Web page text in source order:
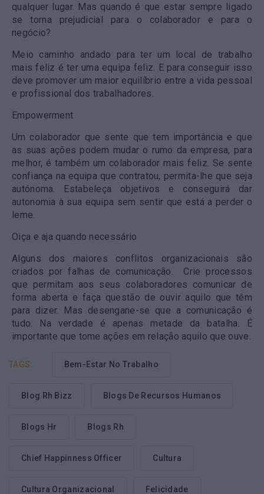
qualquer lugar. Mas quando é que estar sempre ligado
se torna prejudicial para o colaborador e para o
negócio?
Meio caminho andado para ter um local de trabalho
mais feliz é ter uma equipa feliz. E para conseguir isso
deve promover um maior equilíbrio entre a vida pessoal
e profissional dos trabalhadores.
Empowerment
Um colaborador que sente que tem importância e que
as suas ações podem mudar o rumo da empresa, para
melhor, é também um colaborador mais feliz. Se sente
confiança na equipa que contratou, permita-lhe que seja
autónoma. Estabeleça objetivos e conseguirá dar
autonomia à sua equipa sem sentir que está a perder o
leme.
Oiça e aja quando necessário
Alguns dos maiores conflitos organizacionais são
criados por falhas de comunicação. Crie processos
que permitam aos seus colaboradores comunicar de
forma aberta e faça questão de ouvir aquilo que têm
para dizer. Mas desengane-se que a comunicação é
tudo. Na verdade é apenas metade da batalha. É
importante que tome ações em relação aquilo que ouve.
TAGS: Bem-Estar No Trabalho
Blog Rh Bizz Blogs De Recursos Humanos
Blogs Hr Blogs Rh
Chief Happinness Officer Cultura
Cultura Organizacional Felicidade